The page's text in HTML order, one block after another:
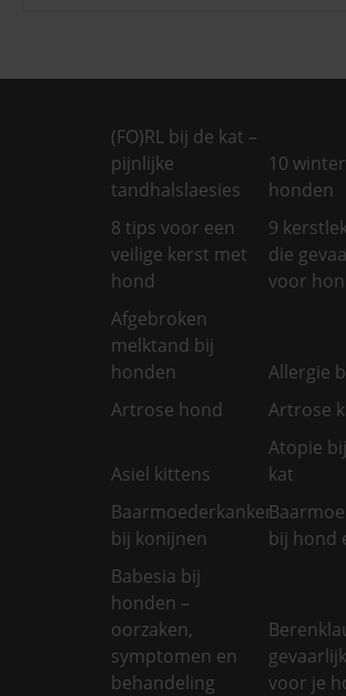
(FO)RL bij de kat –
pijnlijke
tandhalslaesies
10
honden
8 tips voor een
veilige kerst met
hond
9
die
voor
Afgebroken
melktand bij
honden
Allergie
Artrose hond
Artrose
Asiel kittens
Atopie
kat
Baarmoederkanker
bij konijnen
bij hond
Babesia bij
honden –
oorzaken,
symptomen en
behandeling
voor je